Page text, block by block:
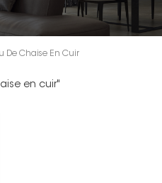
De Chaise En Cuir
en cuir"